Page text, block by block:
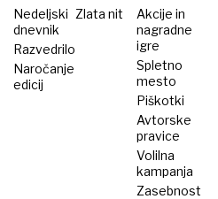
Nedeljski
dnevnik
Razvedrilo
Naročanje
edicij
Zlata nit
Akcije in
nagradne
igre
Spletno
mesto
Piškotki
Avtorske
pravice
Volilna
kampanja
Zasebnost